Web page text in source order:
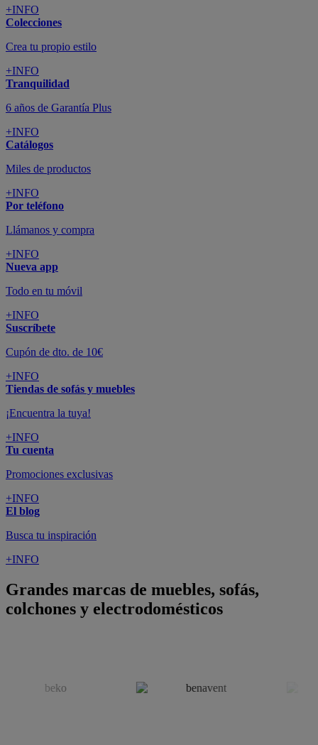
+INFO
Colecciones
Crea tu propio estilo
+INFO
Tranquilidad
6 años de Garantía Plus
+INFO
Catálogos
Miles de productos
+INFO
Por teléfono
Llámanos y compra
+INFO
Nueva app
Todo en tu móvil
+INFO
Suscríbete
Cupón de dto. de 10€
+INFO
Tiendas de sofás y muebles
¡Encuentra la tuya!
+INFO
Tu cuenta
Promociones exclusivas
+INFO
El blog
Busca tu inspiración
+INFO
Grandes marcas de muebles, sofás,
colchones y electrodomésticos